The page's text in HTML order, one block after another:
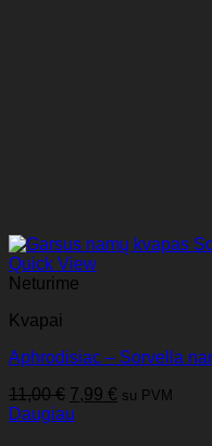
Quick View
Neturime
Kvapai
Aphrodisiac – Sorvella
11,00€ Original
price
7,99 € Current
su PVM
Daugiau